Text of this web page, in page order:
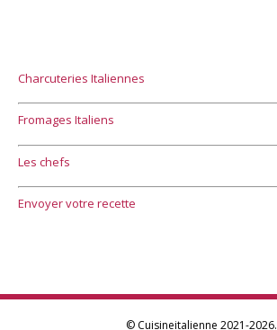
Charcuteries Italiennes
Fromages Italiens
Les chefs
Envoyer votre recette
© Cuisineitalienne 2021-2026.